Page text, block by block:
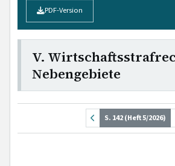
PDF-Version
V.
Nebengebiete
S. 142 (Heft 5/2026)